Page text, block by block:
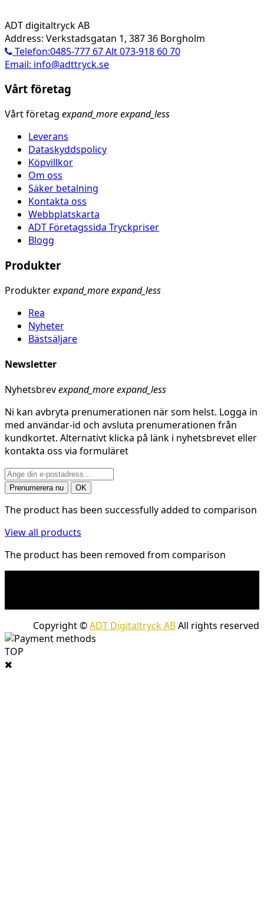
ADT digitaltryck AB
Address: Verkstadsgatan 1, 387 36 Borgholm
Telefon:0485-777 67 Alt 073-918 60 70
Email: info@adttryck.se
Vårt företag
Vårt företag expand_moreexpand_less
Leverans
Dataskyddspolicy
Köpvillkor
Om oss
Säker betalning
Kontakta oss
Webbplatskarta
ADT Företagssida Tryckpriser
Blogg
Produkter
Produkterexpand_moreexpand_less
Rea
Nyheter
Bästsäljare
Newsletter
Nyhetsbrevexpand_moreexpand_less
Ni kan avbryta prenumerationen när som helst. Logga in
med användar-id och avsluta prenumerationen från
kundkortet. Alternativt klicka på länk i nyhetsbrevet eller
kontakta oss via formuläret
The product has been successfully added to comparison
View all products
The product has been removed from comparison
Copyright ©ADT Digitaltryck ABAll rights reserved
TOP